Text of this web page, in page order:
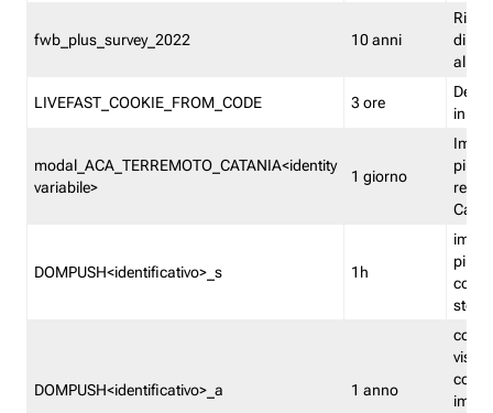
fwb_plus_survey_2022 10 anni
di
LIVEFAST_COOKIE_FROM_CODE 3 ore
in
modal_ACA_TERREMOTO_CATANIA<identity
variabile>
1 giorno
più
DOMPUSH<identificativo>_s 1h
più
DOMPUSH<identificativo>_a 1 anno